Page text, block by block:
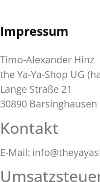
Impressum
Timo-Alexander Hinz
the Ya-Ya-Shop UG
Lange Straße 21
30890 Barsinghausen
Kontakt
E-Mail: